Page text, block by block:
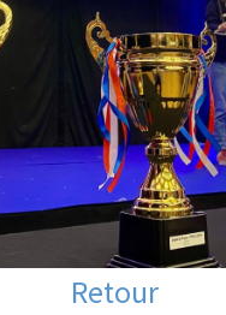
Retour